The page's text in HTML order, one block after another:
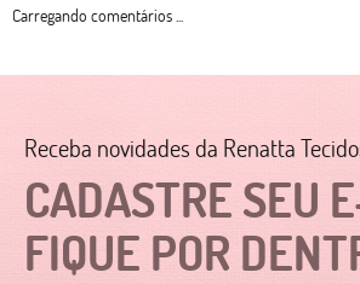
Carregando comentários ...
CADASTRE SEU
FIQUE POR
Receba novidades da Renatta